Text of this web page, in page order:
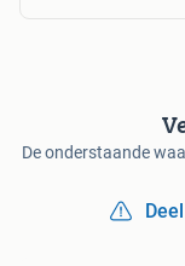
De onderstaande